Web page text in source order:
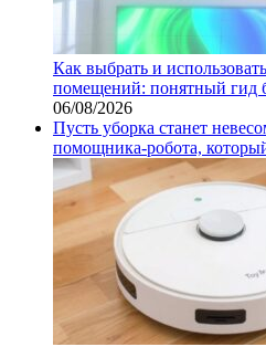
Как выбрать и
помещений: понятный гид
06/08/2026
Пусть уборка станет
помощника‑робота,